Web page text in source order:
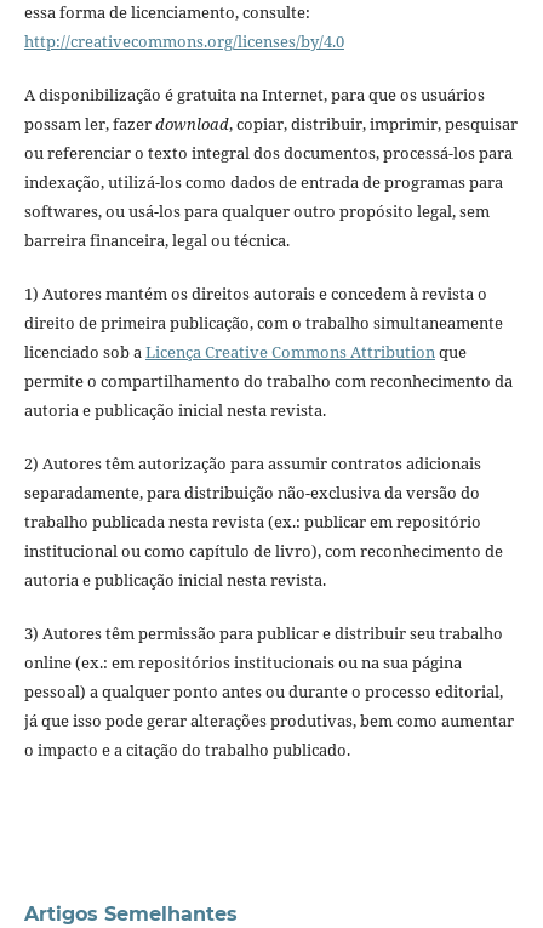
essa forma de licenciamento, consulte:
http://creativecommons.org/licenses/by/4.0
A disponibilização é gratuita na Internet, para que os usuários
possam ler, fazerdownload, copiar, distribuir, imprimir, pesquisar
ou referenciar o texto integral dos documentos, processá-los para
indexação, utilizá-los como dados de entrada de programas para
softwares, ou usá-los para qualquer outro propósito legal, sem
barreira financeira, legal ou técnica.
1) Autores mantém os direitos autorais e concedem à revista o
direito de primeira publicação, com o trabalho simultaneamente
licenciado sob aLicença Creative Commons Attributionque
permite o compartilhamento do trabalho com reconhecimento da
autoria e publicação inicial nesta revista.
2) Autores têm autorização para assumir contratos adicionais
separadamente, para distribuição não-exclusiva da versão do
trabalho publicada nesta revista (ex.: publicar em repositório
institucional ou como capítulo de livro), com reconhecimento de
autoria e publicação inicial nesta revista.
3) Autores têm permissão para publicar e distribuir seu trabalho
online (ex.: em repositórios institucionais ou na sua página
pessoal) a qualquer ponto antes ou durante o processo editorial,
já que isso pode gerar alterações produtivas, bem como aumentar
o impacto e a citação do trabalho publicado.
Artigos Semelhantes